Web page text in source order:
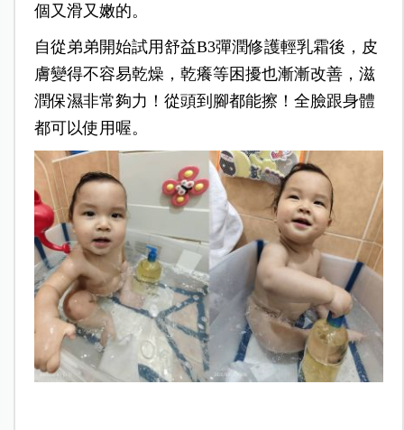
個又滑又嫩的。
自從弟弟開始試用舒益B3彈潤修護輕乳霜後，皮
膚變得不容易乾燥，乾癢等困擾也漸漸改善，滋
潤保濕非常夠力！從頭到腳都能擦！全臉跟身體
都可以使用喔。